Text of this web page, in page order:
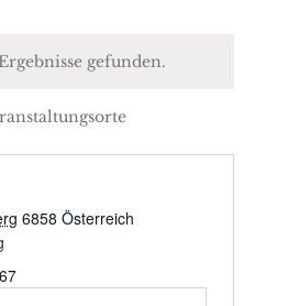
gefunden.
6858 Österreich